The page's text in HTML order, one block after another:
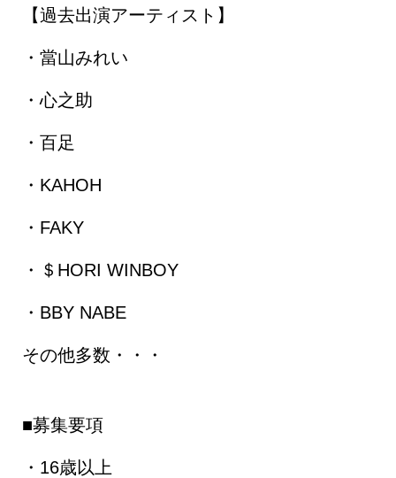
【過去出演アーティスト】
・當山みれい
・心之助
・百足
・KAHOH
・FAKY
・＄HORI WINBOY
・BBY NABE
その他多数・・・
■募集要項
・16歳以上